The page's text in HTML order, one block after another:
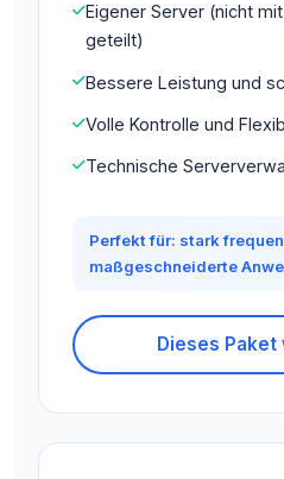
Eigener Server (nicht
geteilt)
Bessere Leistung und
Volle Kontrolle und
Technische
Perfekt für: stark
maßgeschneiderte
Dieses Paket